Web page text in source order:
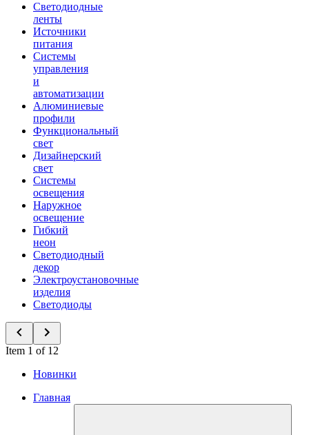
Светодиодные
ленты
Источники
питания
Системы
управления
и
автоматизации
Алюминиевые
профили
Функциональный
свет
Дизайнерский
свет
Системы
освещения
Наружное
освещение
Гибкий
неон
Светодиодный
декор
Электроустановочные
изделия
Светодиоды
Item 1 of 12
Новинки
Главная